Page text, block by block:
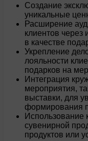
Создание
уникальные
Расширение
клиентов через
в качестве
Укрепление
лояльности
подарков на
Интеграция
мероприятия,
выставки, для
формирования
Использование
сувенирной
продуктов или